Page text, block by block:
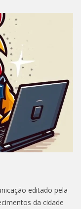
editado pela
da cidade